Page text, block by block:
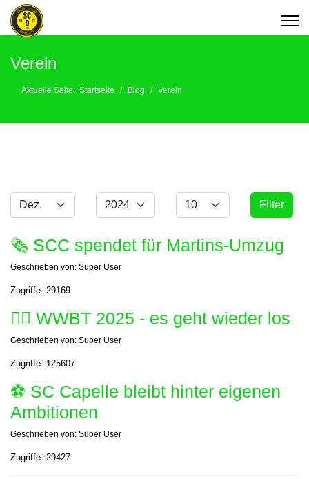
Verein
Aktuelle Seite: Startseite Blog Verein
Filter
Monat Jahr Anzeige #
Filter
🗞 SCC spendet für Martins-Umzug
Geschrieben von: Super User
Zugriffe: 29169
🚴‍♂️ WWBT 2025 - es geht wieder los
Geschrieben von: Super User
Zugriffe: 125607
⚽️ SC Capelle bleibt hinter eigenen
Ambitionen
Geschrieben von: Super User
Zugriffe: 29427